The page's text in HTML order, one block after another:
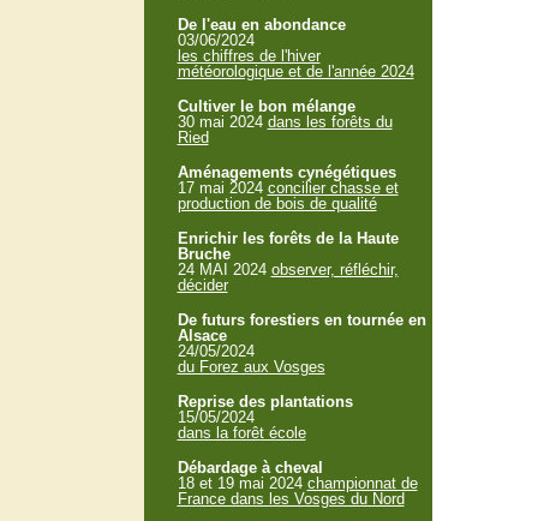
De l'eau en abondance
03/06/2024
les chiffres de l'hiver
météorologique et de l'année 2024
Cultiver le bon mélange
30 mai 2024 dans les forêts du
Ried
Aménagements cynégétiques
17 mai 2024 concilier chasse et
production de bois de qualité
Enrichir les forêts de la Haute
Bruche
24 MAI 2024 observer, réfléchir,
décider
De futurs forestiers en tournée en
Alsace
24/05/2024
du Forez aux Vosges
Reprise des plantations
15/05/2024
dans la forêt école
Débardage à cheval
18 et 19 mai 2024 championnat de
France dans les Vosges du Nord